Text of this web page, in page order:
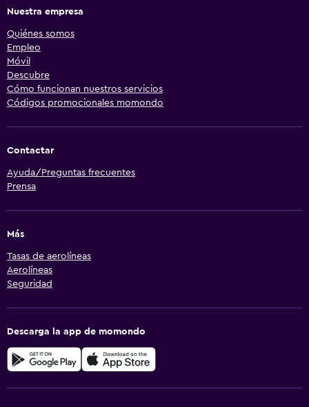
Nuestra empresa
Quiénes somos
Empleo
Móvil
Descubre
Cómo funcionan nuestros servicios
Códigos promocionales momondo
Contactar
Ayuda/Preguntas frecuentes
Prensa
Más
Tasas de aerolíneas
Aerolíneas
Seguridad
Descarga la app de momondo